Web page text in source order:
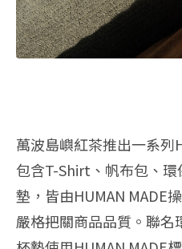
萬波島嶼紅茶推出一系列
包含T-Shirt、帆布包、環
墊，皆由HUMAN MADE
嚴格把關商品品質。 聯名